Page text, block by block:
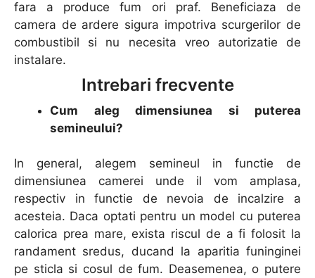
fara a produce fum ori praf. Beneficiaza de
camera de ardere sigura impotriva scurgerilor de
combustibil si nu necesita vreo autorizatie de
instalare.
Intrebari frecvente
Cum aleg dimensiunea si puterea
semineului?
In general, alegem semineul in functie de
dimensiunea camerei unde il vom amplasa,
respectiv in functie de nevoia de incalzire a
acesteia. Daca optati pentru un model cu puterea
calorica prea mare, exista riscul de a fi folosit la
randament sredus, ducand la aparitia funinginei
pe sticla si cosul de fum. Deasemenea, o putere